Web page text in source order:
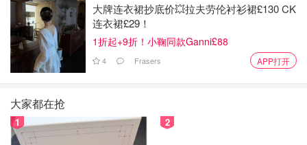
大牌连衣裙抄底价💥拉夫劳伦衬衫裙£130 CK
连衣裙£29！
1折起+9折！小鞠同款Ganni£88
4 Frasers APP打开
大家都在抢
1 2